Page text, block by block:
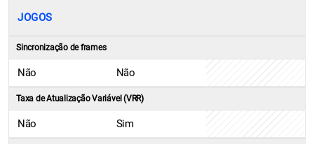
JOGOS
Sincronização de frames
Não Não
Taxa de Atualização Variável (VRR)
Não Sim